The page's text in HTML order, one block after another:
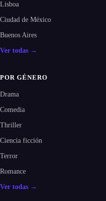
Lisboa
Ciudad de México
Buenos Aires
Ver todas →
POR GÉNERO
Drama
Comedia
Thriller
Ciencia ficción
Terror
Romance
Ver todas →